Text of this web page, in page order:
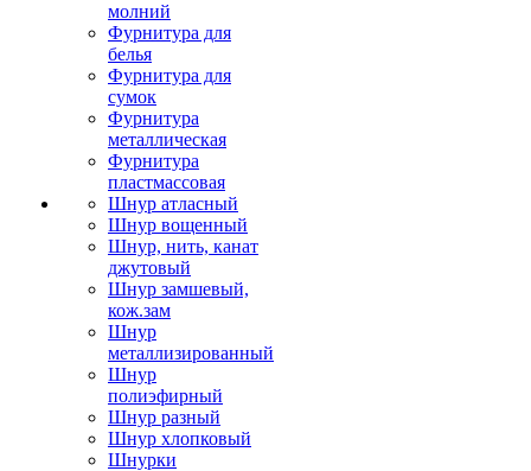
молний
Фурнитура для
белья
Фурнитура для
сумок
Фурнитура
металлическая
Фурнитура
пластмассовая
Шнур атласный
Шнур вощенный
Шнур, нить, канат
джутовый
Шнур замшевый,
кож.зам
Шнур
металлизированный
Шнур
полиэфирный
Шнур разный
Шнур хлопковый
Шнурки